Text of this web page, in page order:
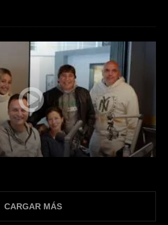
CARGAR MÁS